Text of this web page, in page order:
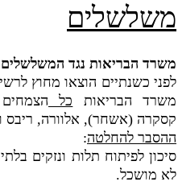
משלשלים
משרד הבריאות נגד
לפני כשנתיים הוצאו מחוץ
משרד הבריאות כל
קסקרה (אשחר), אלוורה, ריבס
ההסבר להחלטה:
סיכון לפיתוח תלות ונזקים
לא מושכל.